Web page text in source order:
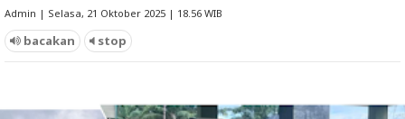
Admin | Selasa, 21 Oktober 2025 | 18.56 WIB
bacakan stop